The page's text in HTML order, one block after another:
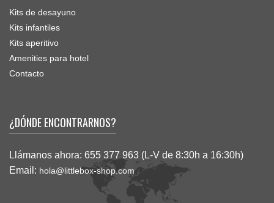
Kits de desayuno
Kits infantiles
Kits aperitivo
Amenities para hotel
Contacto
¿DÓNDE ENCONTRARNOS?
Llámanos ahora: 655 377 963 (L-V de 8:30h a 16:30h)
Email: hola@littlebox-shop.com